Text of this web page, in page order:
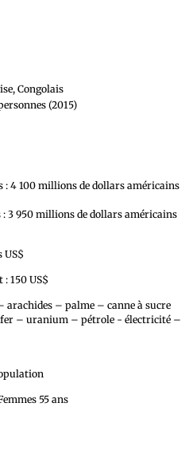
Congolais
(2015)
4 100 millions de dollars américains
3 950 millions de dollars américains
US$
150 US$
arachides – palme – canne à sucre
– uranium – pétrole - électricité –
55 ans